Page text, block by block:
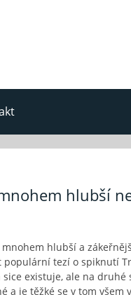
hlubší
hlubší a
tezí o spiknutí
existuje, ale na
a je těžké se v tom